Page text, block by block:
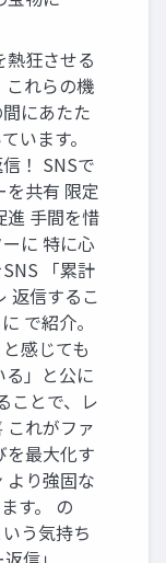
熱狂させる
これらの機
にあたた
います。
！ SNSで
を共有 限定
進 手間を惜
に 特に心
「累計
返信するこ
で紹介。
感じても
る」と公に
ことで、レ
これがファ
を最大化す
より強固な
す。 の
う気持ち